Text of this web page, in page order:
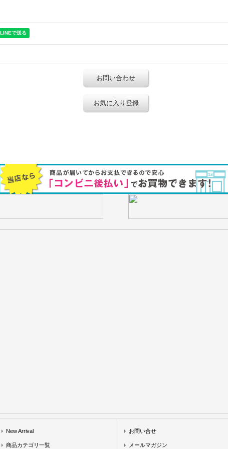
お問い合わせ
お気に入り登録
New Arrival
商品カテゴリ一覧
お問い合せ
メールマガジン